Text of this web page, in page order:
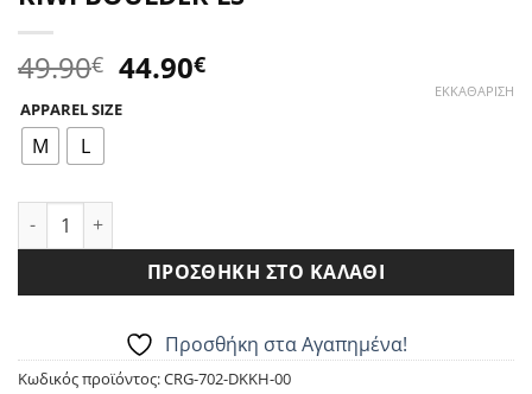
49.90€ Original
price
was:
44.90€Η
APPAREL SIZE
M L
ΕΚΚΑΘΆΡΙΣΗ
ΠΟΥΚΑΜΙΣΟ CRAGHOPPERS CMS 702 KIWI BOULDER LS
ΠΡΟΣΘΉΚΗ ΣΤΟ ΚΑΛΆΘΙ
Προσθήκη στα Αγαπημένα!
Κωδικός προϊόντος:CRG-702-DKKH-00